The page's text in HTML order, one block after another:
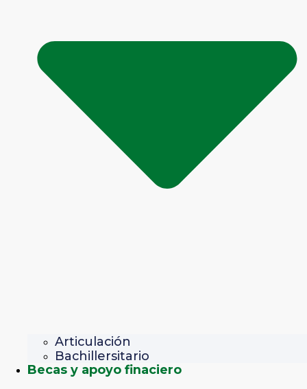
Articulación
Bachillersitario
Becas y apoyo finaciero